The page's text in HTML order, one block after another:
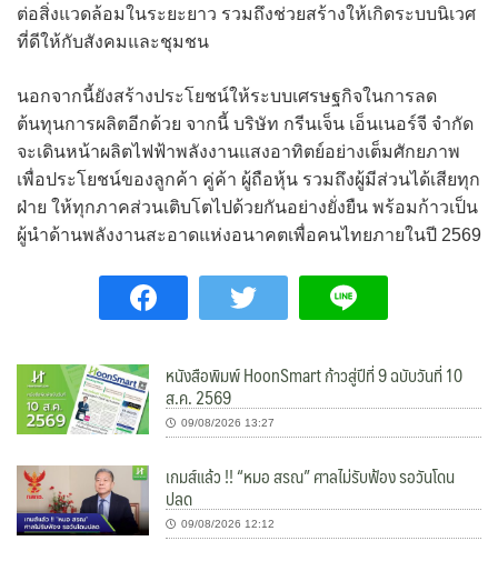
ต่อสิ่งแวดล้อมในระยะยาว รวมถึงช่วยสร้างให้เกิดระบบนิเวศ
ที่ดีให้กับสังคมและชุมชน
นอกจากนี้ยังสร้างประโยชน์ให้ระบบเศรษฐกิจในการลด
ต้นทุนการผลิตอีกด้วย จากนี้ บริษัท กรีนเจ็น เอ็นเนอร์จี จำกัด
จะเดินหน้าผลิตไฟฟ้าพลังงานแสงอาทิตย์อย่างเต็มศักยภาพ
เพื่อประโยชน์ของลูกค้า คู่ค้า ผู้ถือหุ้น รวมถึงผู้มีส่วนได้เสียทุก
ฝ่าย ให้ทุกภาคส่วนเติบโตไปด้วยกันอย่างยั่งยืน พร้อมก้าวเป็น
ผู้นำด้านพลังงานสะอาดแห่งอนาคตเพื่อคนไทยภายในปี 2569
หนังสือพิมพ์ HoonSmart ก้าวสู่ปีที่ 9 ฉบับวันที่ 10
ส.ค. 2569
09/08/2026 13:27
เกมส์แล้ว !! “หมอ สรณ” ศาลไม่รับฟ้อง รอวันโดน
ปลด
09/08/2026 12:12